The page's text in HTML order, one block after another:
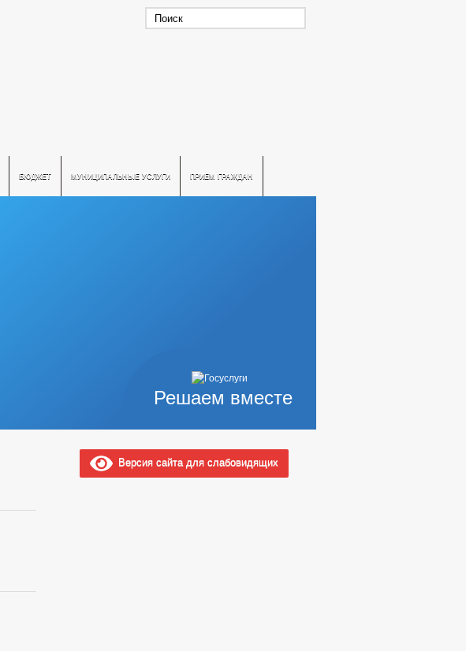
БЮДЖЕТ МУНИЦИПАЛЬНЫЕ УСЛУГИ ПРИЕМ ГРАЖДАН
Решаем вместе
Версия сайта для слабовидящих